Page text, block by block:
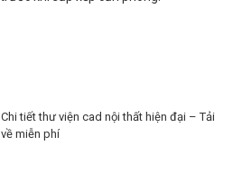
Chi tiết thư viện cad nội thất hiện đại – Tải
về miễn phí